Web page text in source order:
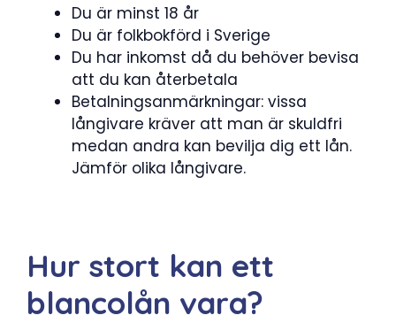
Du är minst 18 år
Du är folkbokförd i Sverige
Du har inkomst då du behöver bevisa
att du kan återbetala
Betalningsanmärkningar: vissa
långivare kräver att man är skuldfri
medan andra kan bevilja dig ett lån.
Jämför olika långivare.
Hur stort kan ett
blancolån vara?